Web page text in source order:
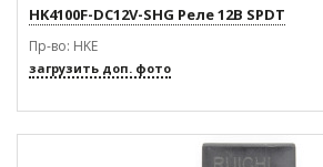
HK4100F-DC12V-SHG Реле 12В SPDT
Пр-во: HKE
загрузить доп. фото